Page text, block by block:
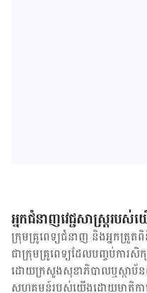
អ្នកជំនាញវេជ្ជសាស្ត្ររបស់
ក្រុមគ្រូពេទ្យជំនាញ និង​អ្នក​ត្រួត
ជា​ក្រុម​គ្រូពេទ្យ​ដែល​បញ្ចប់ការសិ
ដោយ​ក្រសួងសុខាភិបាលឬស្ថាប័ន​ព
សហគមន៍​របស់យើង​ដោយ​មាតិកា​ច